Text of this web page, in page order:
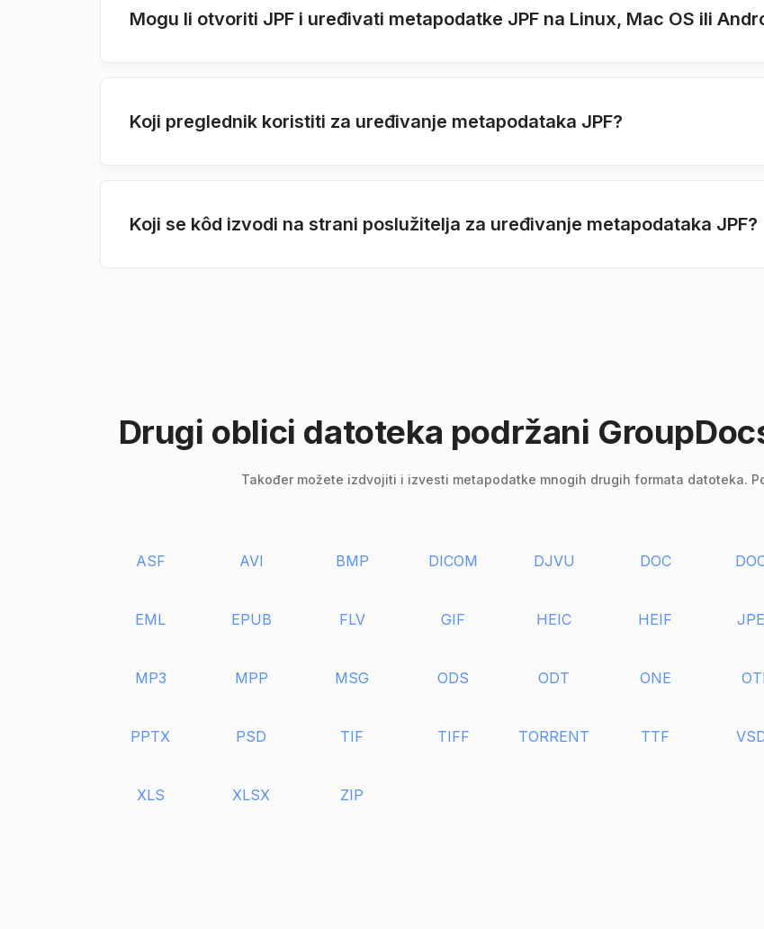
Mogu li otvoriti JPF i uređivati metapodatke JPF na Linux, Mac OS ili
Koji preglednik koristiti za uređivanje metapodataka JPF?
Koji se kôd izvodi na strani poslužitelja za uređivanje metapodataka JPF?
Drugi oblici datoteka podržani
Također možete izdvojiti i izvesti metapodatke mnogih drugih formata datoteka.
ASF AVI BMP DICOM DJVU DOC
EML EPUB FLV GIF HEIC HEIF
MP3 MPP MSG ODS ODT ONE
PPTX PSD TIF TIFF TORRENT TTF
XLS XLSX ZIP